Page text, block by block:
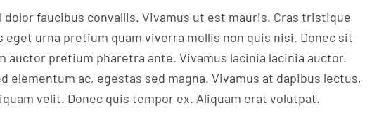
faucibus convallis. Vivamus ut est mauris. Cras tristique
eget urna pretium quam viverra mollis non quis nisi. Donec sit
auctor pretium pharetra ante. Vivamus lacinia lacinia auctor.
elementum ac, egestas sed magna. Vivamus at dapibus lectus,
velit. Donec quis tempor ex. Aliquam erat volutpat.